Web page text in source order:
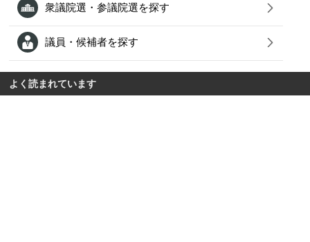
衆議院選・参議院選を探す
議員・候補者を探す
よく読まれています